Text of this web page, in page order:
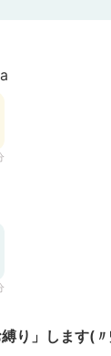
り」します(